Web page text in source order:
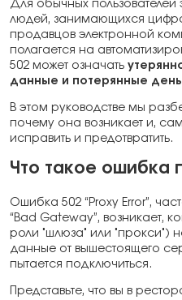
Для обычных
людей, занимающихся
продавцов электронной
полагается на
502 может означать
данные и потерянные
В этом руководстве мы
почему она возникает и,
исправить и предотвратить.
Что такое ошибка
Ошибка 502 “Proxy Error”,
“Bad Gateway”, возникает,
роли "шлюза" или "прокси")
данные от вышестоящего
пытается подключиться.
Представьте, что вы в